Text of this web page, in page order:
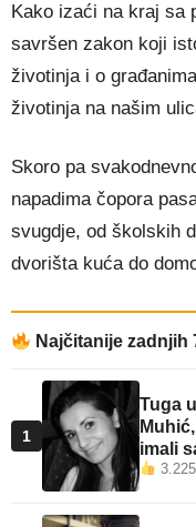
Kako izaći na kraj sa
savršen zakon koji
životinja i o
životinja na našim
Skoro pa
napadima čopora
svugdje, od školskih
dvorišta kuća do
Najčitanije zadnjih
1
Tuga
imali